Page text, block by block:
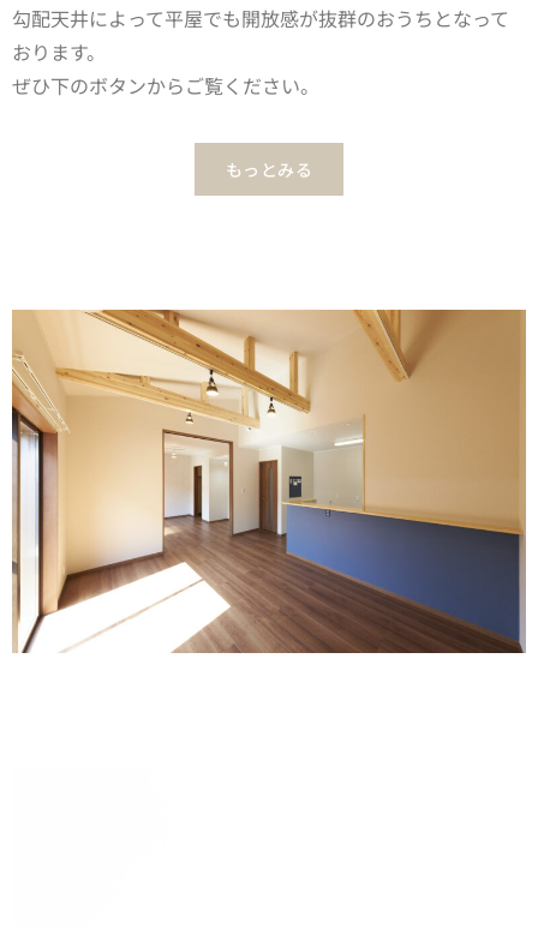
勾配天井によって平屋でも開放感が抜群のおうちとなって
おります。
ぜひ下のボタンからご覧ください。
もっとみる